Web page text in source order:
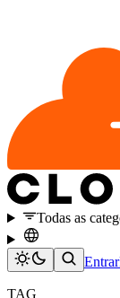
Todas as
Entrar
TAG